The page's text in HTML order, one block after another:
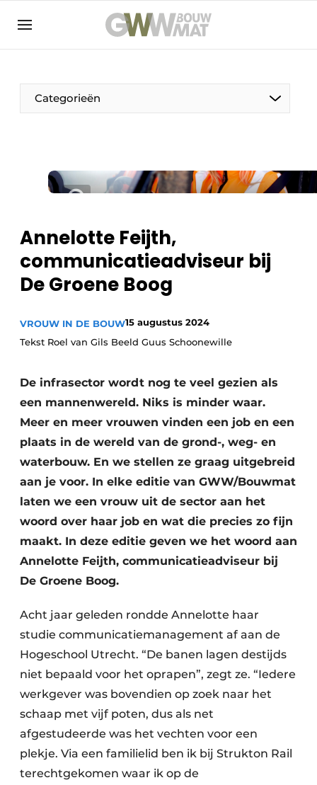
NL EN
Categorieën
De Pen
Fundering
Kopen/Huren/Leasen
Sloop & Recycling
Bouwtransport
Machines & Materieel
Annelotte Feijth,
communicatieadviseur bij
De Groene Boog
VROUW IN DE BOUW15 augustus 2024
Tekst Roel van Gils Beeld Guus Schoonewille
De infrasector wordt nog te veel gezien als
een mannenwereld. Niks is minder waar.
Meer en meer vrouwen vinden een job en een
plaats in de wereld van de grond-, weg- en
waterbouw. En we stellen ze graag uitgebreid
aan je voor. In elke editie van GWW/Bouwmat
laten we een vrouw uit de sector aan het
woord over haar job en wat die precies zo fijn
maakt. In deze editie geven we het woord aan
Annelotte Feijth, communicatieadviseur bij
De Groene Boog.
Acht jaar geleden rondde Annelotte haar
studie communicatiemanagement af aan de
Hogeschool Utrecht. “De banen lagen destijds
niet bepaald voor het oprapen”, zegt ze. “Iedere
werkgever was bovendien op zoek naar het
schaap met vijf poten, dus als net
afgestudeerde was het vechten voor een
plekje. Via een familielid ben ik bij Strukton Rail
terechtgekomen waar ik op de